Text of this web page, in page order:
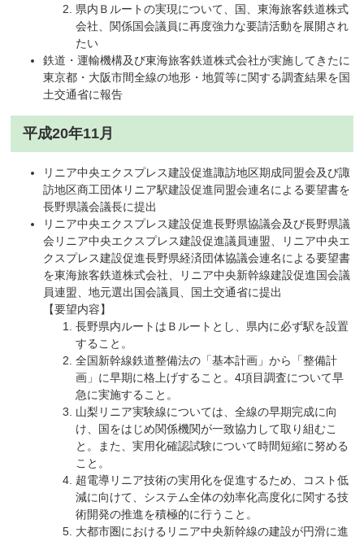
県内Ｂルートの実現について、国、東海旅客鉄道株式
会社、関係国会議員に再度強力な要請活動を展開され
たい
鉄道・運輸機構及び東海旅客鉄道株式会社が実施してきたに
東京都・大阪市間全線の地形・地質等に関する調査結果を国
土交通省に報告
平成20年11月
リニア中央エクスプレス建設促進諏訪地区期成同盟会及び諏
訪地区商工団体リニア駅建設促進同盟会連名による要望書を
長野県議会議長に提出
リニア中央エクスプレス建設促進長野県協議会及び長野県議
会リニア中央エクスプレス建設促進議員連盟、リニア中央エ
クスプレス建設促進長野県経済団体協議会連名による要望書
を東海旅客鉄道株式会社、リニア中央新幹線建設促進国会議
員連盟、地元選出国会議員、国土交通省に提出
【要望内容】
長野県内ルートはＢルートとし、県内に必ず駅を設置
すること。
全国新幹線鉄道整備法の「基本計画」から「整備計
画」に早期に格上げすること。4項目調査について早
急に実施すること。
山梨リニア実験線については、全線の早期完成に向
け、国をはじめ関係機関が一致協力して取り組むこ
と。また、実用化確認試験について時間短縮に努める
こと。
超電導リニア技術の実用化を促進するため、コスト低
減に向けて、システム全体の効率化高度化に関する技
術開発の推進を積極的に行うこと。
大都市圏におけるリニア中央新幹線の建設が円滑に進